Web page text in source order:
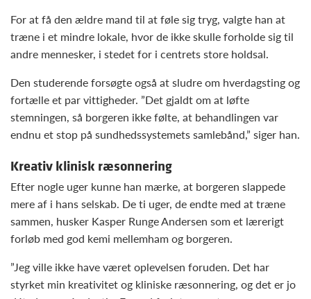
For at få den ældre mand til at føle sig tryg, valgte han at
træne i et mindre lokale, hvor de ikke skulle forholde sig til
andre mennesker, i stedet for i centrets store holdsal.
Den studerende forsøgte også at sludre om hverdagsting og
fortælle et par vittigheder. ”Det gjaldt om at løfte
stemningen, så borgeren ikke følte, at behandlingen var
endnu et stop på sundhedssystemets samlebånd,” siger han.
Kreativ klinisk ræsonnering
Efter nogle uger kunne han mærke, at borgeren slappede
mere af i hans selskab. De ti uger, de endte med at træne
sammen, husker Kasper Runge Andersen som et lærerigt
forløb med god kemi mellemham og borgeren.
”Jeg ville ikke have været oplevelsen foruden. Det har
styrket min kreativitet og kliniske ræsonnering, og det er jo